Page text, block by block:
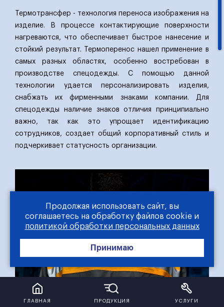
ГЛАВНАЯ ПРОДУКЦИЯ УСЛУГИ
Термотрансфер - технология переноса изображения на
изделие. В процессе контактирующие поверхности
нагреваются, что обеспечивает быстрое нанесение и
стойкий результат. Термоперенос нашел применение в
самых разных областях, особенно востребован в
производстве спецодежды. С помощью данной
технологии удается персонализировать изделия,
снабжать их фирменными знаками компании. Для
спецодежды наличие знаков отличия принципиально
важно, так как это упрощает идентификацию
сотрудников, создает общий корпоративный стиль и
подчеркивает статусность организации.
Продолжая использовать сайт, вы
соглашаетесь на обработку файлов cookie и
политикой обработки персональных данных
Принимаю